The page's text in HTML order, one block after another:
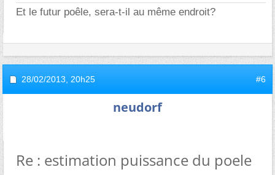
Et le futur poêle, sera-t-il au même endroit?
28/02/2013, 20h25 #6
neudorf
Re : estimation puissance du poele